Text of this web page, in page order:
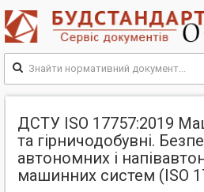
ДСТУ ISO 17757:2019
та гірничодобувні.
автономних і
машинних систем (ISO